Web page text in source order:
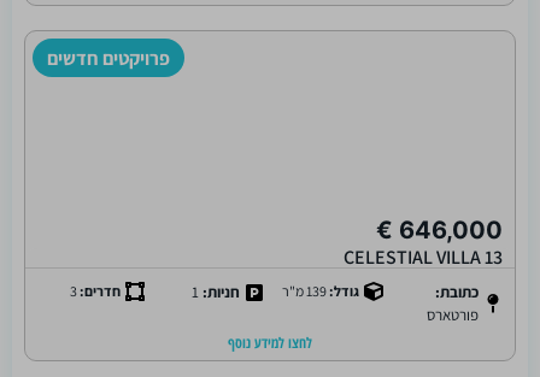
פרויקטים חדשים
646,000 €
CELESTIAL VILLA 13
כתובת:
פורטארס
גודל:139 מ"ר חניות:1 חדרים:3
לחצו למידע נוסף